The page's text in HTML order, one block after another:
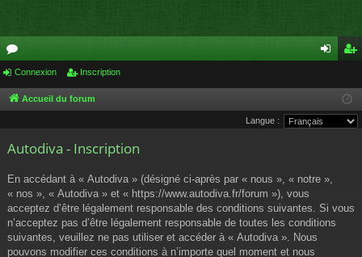
or
u
s
cri
pti
Connexion Inscription
Accueil du forum
Langue :
Autodiva - Inscription
En accédant à « Autodiva » (désigné ci-après par « nous », « notre »,
« nos », « Autodiva » et « https://www.autodiva.fr/forum »), vous
acceptez d’être légalement responsable des conditions suivantes. Si vous
n’acceptez pas d’être légalement responsable de toutes les conditions
suivantes, veuillez ne pas utiliser et accéder à « Autodiva ». Nous
pouvons modifier ces conditions à n’importe quel moment et nous